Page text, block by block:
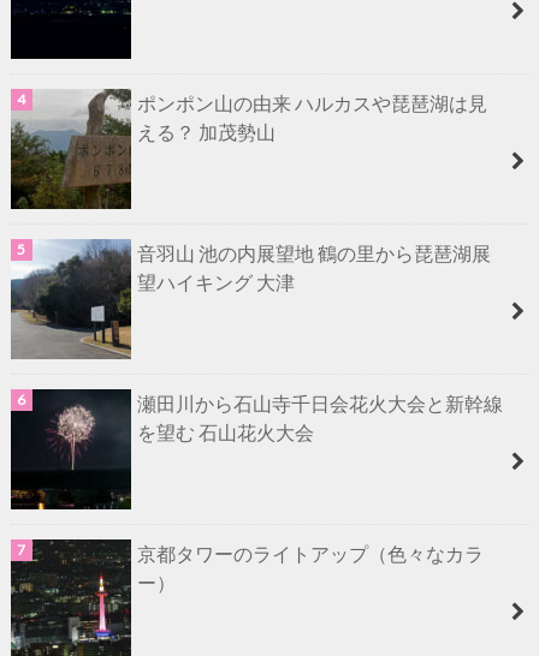
ポンポン山の由来 ハルカスや琵琶湖は見
える？ 加茂勢山
音羽山 池の内展望地 鶴の里から琵琶湖展
望ハイキング 大津
瀬田川から石山寺千日会花火大会と新幹線
を望む 石山花火大会
京都タワーのライトアップ（色々なカラ
ー）